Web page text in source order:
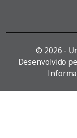
© 2026 -
Desenvolvido